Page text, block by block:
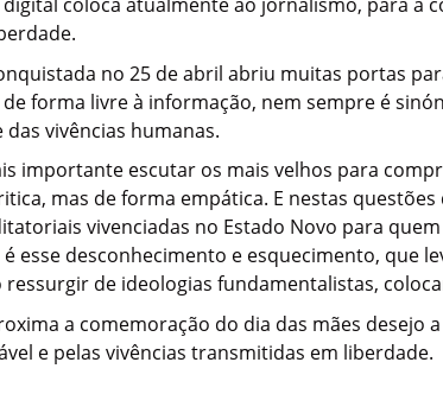
no 25 de abril abriu muitas portas
de forma livre à informação, nem sempre é
vivências humanas.
importante escutar os mais velhos para
mas de forma empática. E nestas
vivenciadas no Estado Novo para
é esse desconhecimento e esquecimento, que
ressurgir de ideologias fundamentalistas,
a comemoração do dia das mães
e pelas vivências transmitidas em liberdade.